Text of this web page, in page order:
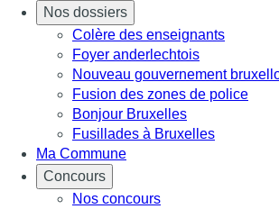
Nos dossiers
Colère des enseignants
Foyer anderlechtois
Nouveau gouvernement
Fusion des zones de police
Bonjour Bruxelles
Fusillades à Bruxelles
Ma Commune
Concours
Nos concours